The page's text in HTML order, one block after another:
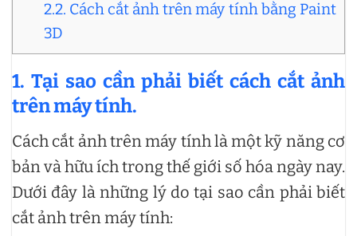
2.2. Cách cắt ảnh trên máy tính bằng Paint
3D
1. Tại sao cần phải biết cách cắt ảnh
trên máy tính.
Cách cắt ảnh trên máy tính là một kỹ năng cơ
bản và hữu ích trong thế giới số hóa ngày nay.
Dưới đây là những lý do tại sao cần phải biết
cắt ảnh trên máy tính: